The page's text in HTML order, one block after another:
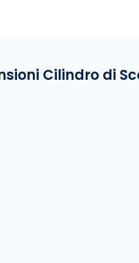
Cilindro di